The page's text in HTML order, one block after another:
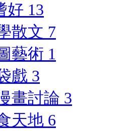
好 13
散文 7
藝術 1
戲 3
畫討論 3
天地 6